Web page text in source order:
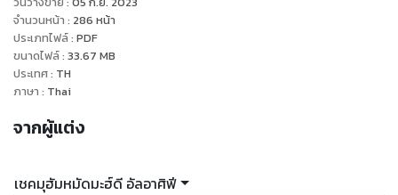
จำรัสของบรรดามะอ์ซูม (อ.) ด้วยการอธิบายที่ชัดเจนในหลายๆ
ด้านของดุอาอ์
จำนวนหน้า : 286 หน้า
ประเภทไฟล์: PDF
ขนาดไฟล์: 33.67 MB
ประเทศ: TH
ภาษา : Thai
จากผู้แต่ง
เชคมุฮัมหมัดมะฮ์ดี อัลอาศิฟี